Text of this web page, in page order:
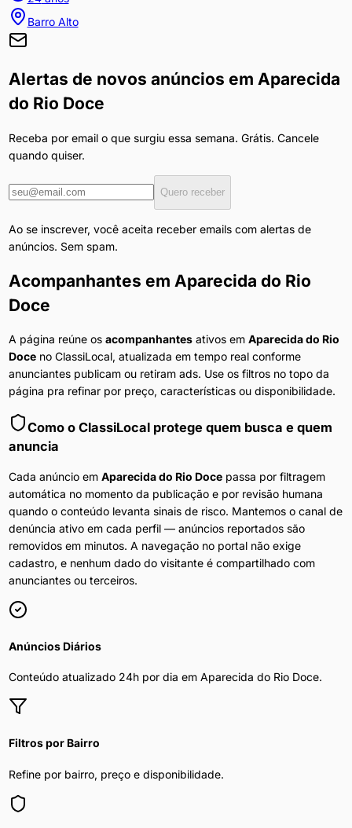
Barro Alto
Alertas de novos anúncios em Aparecida
do Rio Doce
Receba por email o que surgiu essa semana. Grátis. Cancele
quando quiser.
Quero receber
Ao se inscrever, você aceita receber emails com alertas de
anúncios. Sem spam.
Acompanhantes em Aparecida do Rio
Doce
A página reúne os acompanhantesativos em Aparecida do Rio
Doceno ClassiLocal, atualizada em tempo real conforme
anunciantes publicam ou retiram ads. Use os filtros no topo da
página pra refinar por preço, características ou disponibilidade.
Como o ClassiLocal protege quem busca e quem
anuncia
Cada anúncio em Aparecida do Rio Docepassa por filtragem
automática no momento da publicação e por revisão humana
quando o conteúdo levanta sinais de risco. Mantemos o canal de
denúncia ativo em cada perfil — anúncios reportados são
removidos em minutos. A navegação no portal não exige
cadastro, e nenhum dado do visitante é compartilhado com
anunciantes ou terceiros.
Anúncios Diários
Conteúdo atualizado 24h por dia em Aparecida do Rio Doce.
Filtros por Bairro
Refine por bairro, preço e disponibilidade.